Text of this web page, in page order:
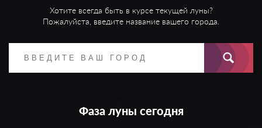
Хотите всегда быть в курсе текущей луны?
Пожалуйста, введите название вашего города.
Фаза луны сегодня